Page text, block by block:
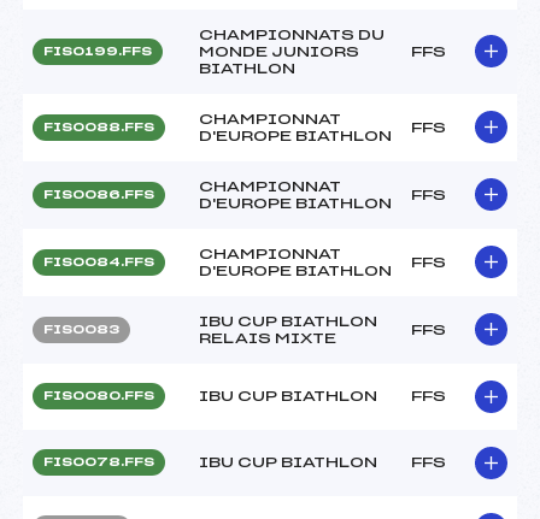
FIS0199.FFS
CHAMPIONNATS DU
MONDE JUNIORS
BIATHLON
FFS
FIS0088.FFS
CHAMPIONNAT
D'EUROPE BIATHLON
FFS
FIS0086.FFS
CHAMPIONNAT
D'EUROPE BIATHLON
FFS
FIS0084.FFS
CHAMPIONNAT
D'EUROPE BIATHLON
FFS
FIS0083
IBU CUP BIATHLON
RELAIS MIXTE
FFS
FIS0080.FFS IBU CUP BIATHLON FFS
FIS0078.FFS IBU CUP BIATHLON FFS